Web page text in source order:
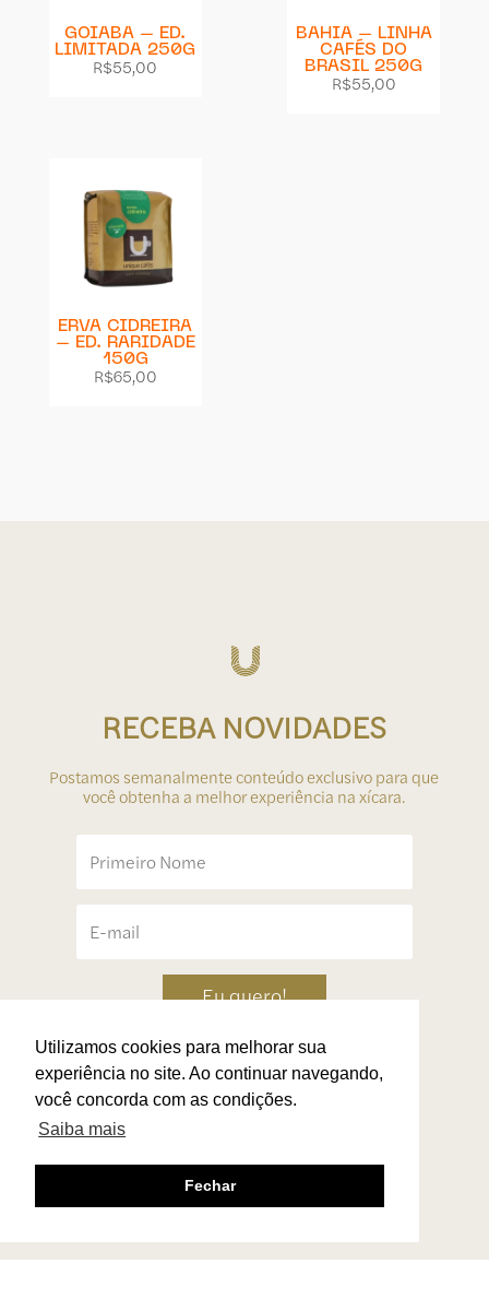
Utilizamos cookies para melhorar sua
experiência no site. Ao continuar navegando,
você concorda com as condições.
Saiba mais
Fechar
GOIABA – ED.
LIMITADA 250G
R$55,00
BAHIA – LINHA
CAFÉS DO
BRASIL 250G
R$55,00
ERVA CIDREIRA
– ED. RARIDADE
150G
R$65,00
RECEBA NOVIDADES
Postamos semanalmente conteúdo exclusivo para que
você obtenha a melhor experiência na xícara.
Eu quero!